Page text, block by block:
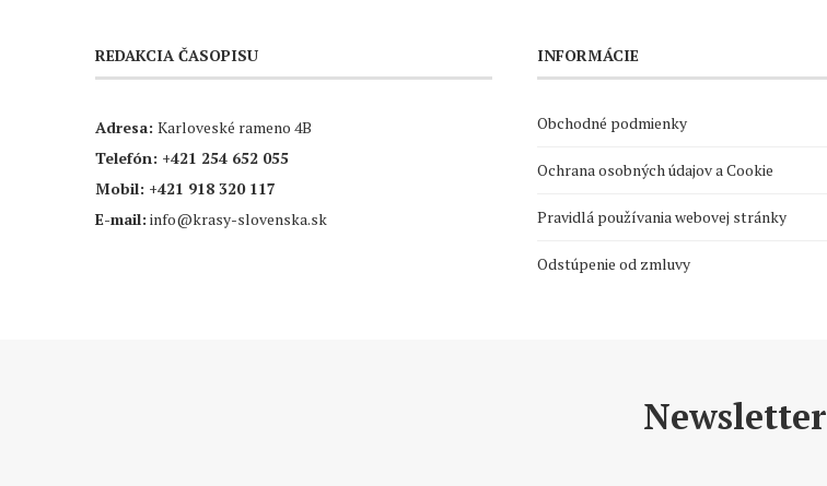
REDAKCIA ČASOPISU
Adresa: Karloveské rameno 4B
Telefón: +421 254 652 055
Mobil: +421 918 320 117
E-mail: info@krasy-slovenska.sk
INFORMÁCIE
Obchodné podmienky
Ochrana osobných údajov a Cookie
Pravidlá používania webovej stránky
Odstúpenie od zmluvy
Newsletter